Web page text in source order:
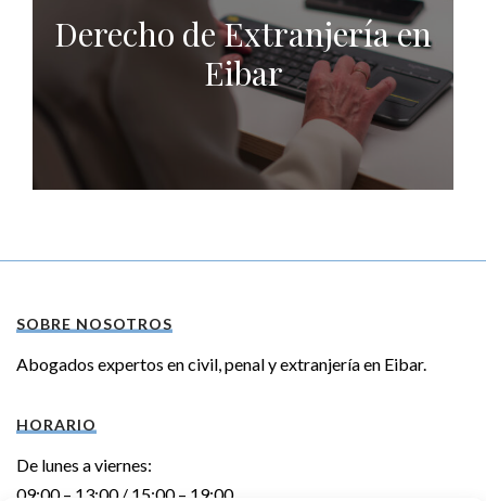
Derecho de Extranjería en
Eibar
SOBRE NOSOTROS
Abogados expertos en civil, penal y extranjería en Eibar.
HORARIO
De lunes a viernes:
09:00 – 13:00 / 15:00 – 19:00